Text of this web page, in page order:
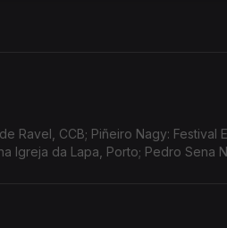
Ravel, CCB; Piñeiro Nagy: Festival
Igreja da Lapa, Porto; Pedro Sena